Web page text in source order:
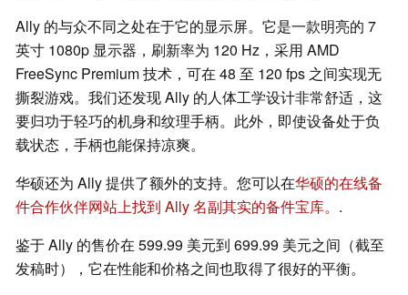
Ally 的与众不同之处在于它的显示屏。它是一款明亮的 7
英寸 1080p 显示器，刷新率为 120 Hz，采用 AMD
FreeSync Premium 技术，可在 48 至 120 fps 之间实现无
撕裂游戏。我们还发现 Ally 的人体工学设计非常舒适，这
要归功于轻巧的机身和纹理手柄。此外，即使设备处于负
载状态，手柄也能保持凉爽。
华硕还为 Ally 提供了额外的支持。您可以在华硕的在线备
件合作伙伴网站上找到 Ally 名副其实的备件宝库。 .
鉴于 Ally 的售价在 599.99 美元到 699.99 美元之间（截至
发稿时），它在性能和价格之间也取得了很好的平衡。